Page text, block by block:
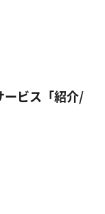
ービス「紹介/